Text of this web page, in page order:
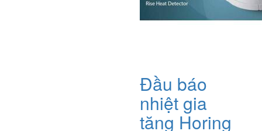
Đầu báo
nhiệt gia
tăng Horing